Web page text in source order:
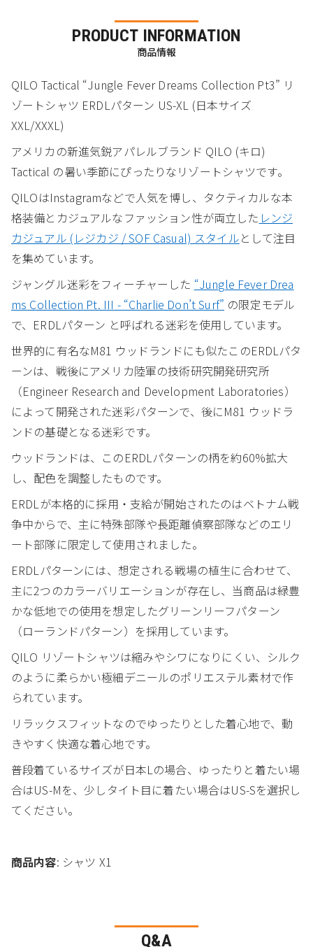
PRODUCT INFORMATION
商品情報
QILO Tactical “Jungle Fever Dreams Collection Pt3” リ
ゾートシャツ ERDLパターン US-XL (日本サイズ
XXL/XXXL)
アメリカの新進気鋭アパレルブランド QILO (キロ)
Tactical の暑い季節にぴったりなリゾートシャツです。
QILOはInstagramなどで人気を博し、タクティカルな本
格装備とカジュアルなファッション性が両立した レンジ
カジュアル (レジカジ / SOF Casual) スタイルとして注目
を集めています。
ジャングル迷彩をフィーチャーした “Jungle Fever Drea
ms Collection Pt. III - “Charlie Don’t Surf” の限定モデル
で、ERDLパターン と呼ばれる迷彩を使用しています。
世界的に有名なM81 ウッドランドにも似たこのERDLパタ
ーンは、戦後にアメリカ陸軍の技術研究開発研究所
（Engineer Research and Development Laboratories）
によって開発された迷彩パターンで、後にM81 ウッドラ
ンドの基礎となる迷彩です。
ウッドランドは、このERDLパターンの柄を約60%拡大
し、配色を調整したものです。
ERDLが本格的に採用・支給が開始されたのはベトナム戦
争中からで、主に特殊部隊や長距離偵察部隊などのエリ
ート部隊に限定して使用されました。
ERDLパターンには、想定される戦場の植生に合わせて、
主に2つのカラーバリエーションが存在し、当商品は緑豊
かな低地での使用を想定したグリーンリーフパターン
（ローランドパターン）を採用しています。
QILO リゾートシャツは縮みやシワになりにくい、シルク
のように柔らかい極細デニールのポリエステル素材で作
られています。
リラックスフィットなのでゆったりとした着心地で、動
きやすく快適な着心地です。
普段着ているサイズが日本Lの場合、ゆったりと着たい場
合はUS-Mを、少しタイト目に着たい場合はUS-Sを選択し
てください。
商品内容: シャツ X1
Q&A